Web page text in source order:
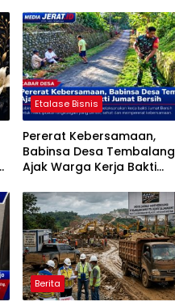
Etalase Bisnis
Pererat Kebersamaan,
Babinsa Desa Tembalang
Ajak Warga Kerja Bakti
Berita